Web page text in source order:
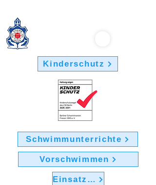
Kinderschutz
Schwimmunterrichte
Vorschwimmen
Einsatz im Verein